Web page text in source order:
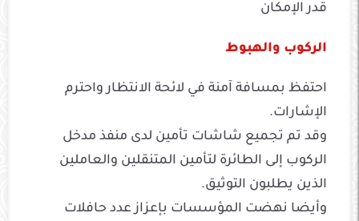
قدر الإمكان
الركوب والهبوط
احتفظ بمسافة آمنة في لائحة الانتظار واحترم
الإشارات.
وقد تم تجميع شاشات تأمين لدى منفذ مدخل
الركوب إلى الطائرة لتأمين المتنقلين والعاملين
الذين يطلبون التوثيق.
وأيضا نهضت المؤسسات بإعزاز عدد حافلات